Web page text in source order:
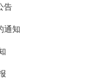
告
通知